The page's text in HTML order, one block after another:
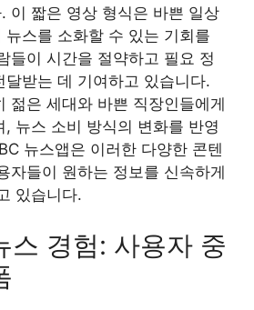
이 짧은 영상 형식은 바쁜 일상
뉴스를 소화할 수 있는 기회를
들이 시간을 절약하고 필요 정
달받는 데 기여하고 있습니다.
젊은 세대와 바쁜 직장인들에게
, 뉴스 소비 방식의 변화를 반영
뉴스앱은 이러한 다양한 콘텐
자들이 원하는 정보를 신속하게
있습니다.
스 경험: 사용자 중